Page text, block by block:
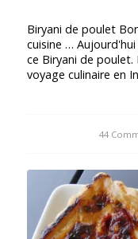
Biryani de poulet
cuisine …
ce Biryani de poulet.
voyage culinaire en
44 /